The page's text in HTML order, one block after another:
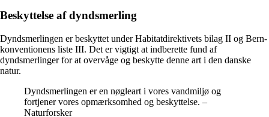
Beskyttelse af dyndsmerling
Dyndsmerlingen er beskyttet under Habitatdirektivets bilag II og Bern-
konventionens liste III. Det er vigtigt at indberette fund af
dyndsmerlinger for at overvåge og beskytte denne art i den danske
natur.
Dyndsmerlingen er en nøgleart i vores vandmiljø og
fortjener vores opmærksomhed og beskyttelse. –
Naturforsker